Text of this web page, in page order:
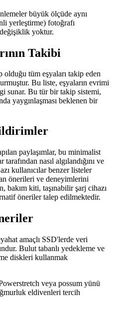
büyük ölçüde aynı
yerleştirme) fotoğrafı
yoktur.
Takibi
olduğu tüm eşyaları takip eden
Bu liste, eşyaların evrimi
sunar. Bu tür bir takip sistemi,
yaygınlaşması beklenen bir
paylaşımlar, bu minimalist
tarafından nasıl algılandığını ve
kullanıcılar benzer listeler
önerileri ve deneyimlerini
bakım kiti, taşınabilir şarj cihazı
öneriler talep edilmektedir.
amaçlı SSD'lerde veri
Bulut tabanlı yedekleme ve
diskleri kullanmak
veya possum yünü
eldivenleri tercih